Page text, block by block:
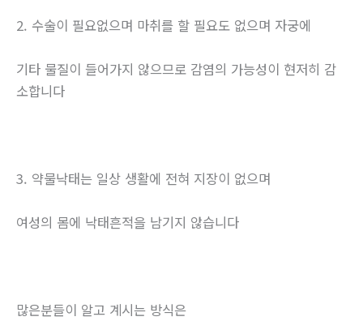
2. 수술이 필요없으며 마취를 할 필요도 없으며 자궁에
기타 물질이 들어가지 않으므로 감염의 가능성이 현저히 감
소합니다
3. 약물낙태는 일상 생활에 전혀 지장이 없으며
여성의 몸에 낙태흔적을 남기지 않습니다
많은분들이 알고 계시는 방식은